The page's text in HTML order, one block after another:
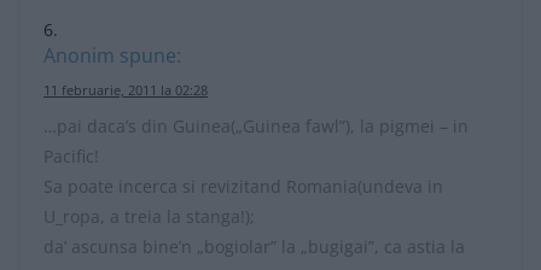
Anonim spune:
11 februarie, 2011 la 02:28
…pai daca’s din Guinea(„Guinea fawl”), la pigmei – in
Pacific!
Sa poate incerca si revizitand Romania(undeva in
U_ropa, a treia la stanga!);
da’ ascunsa bine’n „bogiolar” la „bugigai”, ca astia la